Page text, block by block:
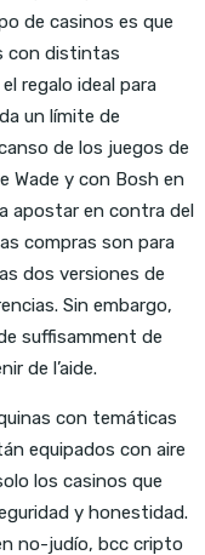
de casinos es que
con distintas
regalo ideal para
un límite de
de los juegos de
Wade y con Bosh en
apostar en contra del
compras son para
dos versiones de
Sin embargo,
suffisamment de
de l’aide.
con temáticas
equipados con aire
los casinos que
y honestidad.
no-judío, bcc cripto